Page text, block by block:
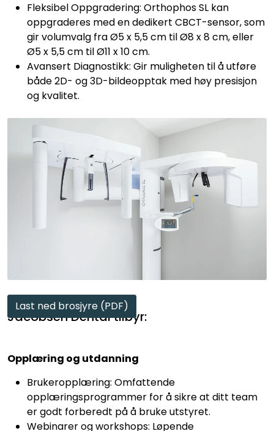
Jacobsen Dental tilbyr:
Opplæring og utdanning
Brukeropplæring: Omfattende
opplæringsprogrammer for å sikre at ditt team
er godt forberedt på å bruke utstyret.
Webinarer og workshops: Løpende
Fleksibel Oppgradering: Orthophos SL kan
oppgraderes med en dedikert CBCT-sensor, som
gir volumvalg fra Ø5 x 5,5 cm til Ø8 x 8 cm, eller
Ø5 x 5,5 cm til Ø11 x 10 cm.
Avansert Diagnostikk: Gir muligheten til å utføre
både 2D- og 3D-bildeopptak med høy presisjon
og kvalitet.
Last ned brosjyre (PDF)